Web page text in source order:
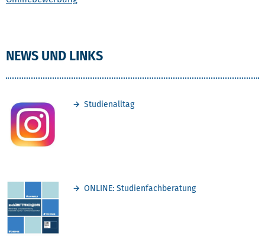
NEWS UND LINKS
Studienalltag
ONLINE: Studienfachberatung